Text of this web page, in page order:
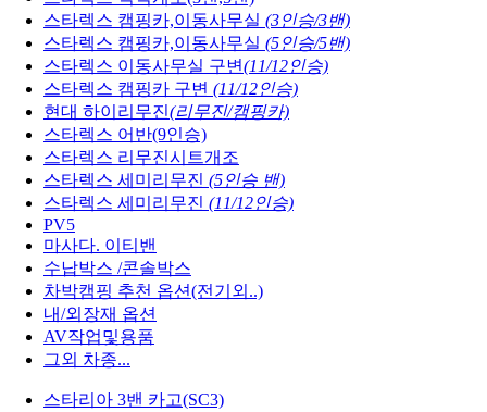
스타렉스 캠핑카,이동사무실 (3인승/3밴)
스타렉스 캠핑카,이동사무실 (5인승/5밴)
스타렉스 이동사무실 구변(11/12인승)
스타렉스 캠핑카 구변 (11/12인승)
현대 하이리무진(리무진/캠핑카)
스타렉스 어반(9인승)
스타렉스 리무진시트개조
스타렉스 세미리무진 (5인승 밴)
스타렉스 세미리무진 (11/12인승)
PV5
마사다. 이티밴
수납박스 /콘솔박스
차박캠핑 추천 옵션(전기외..)
내/외장재 옵션
AV작업및용품
그외 차종...
스타리아 3밴 카고(SC3)